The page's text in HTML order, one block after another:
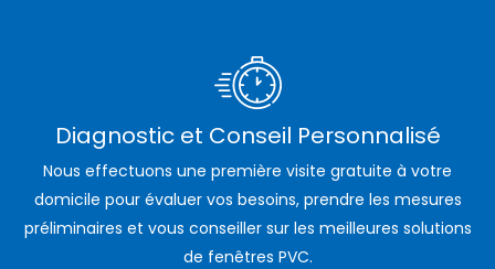
Diagnostic et Conseil Personnalisé
Nous effectuons une première visite gratuite à votre
domicile pour évaluer vos besoins, prendre les mesures
préliminaires et vous conseiller sur les meilleures solutions
de fenêtres PVC.